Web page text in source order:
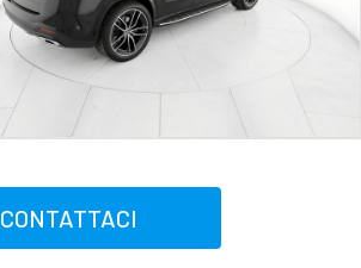
CONTATTACI